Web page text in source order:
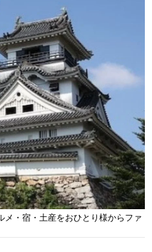
メ・宿・土産をおひとり様からファ